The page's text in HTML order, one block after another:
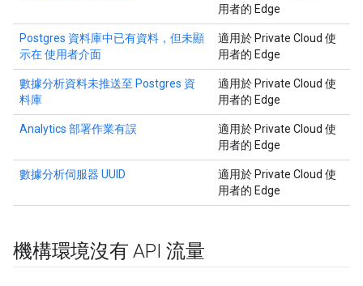
用者的 Edge
Postgres 資料庫中已有資料，但未顯
示在 使用者介面
適用於 Private Cloud 使
用者的 Edge
數據分析資料未推送至 Postgres 資
料庫
適用於 Private Cloud 使
用者的 Edge
Analytics 部署作業有誤
適用於 Private Cloud 使
用者的 Edge
數據分析伺服器 UUID
適用於 Private Cloud 使
用者的 Edge
機構環境沒有 API 流量